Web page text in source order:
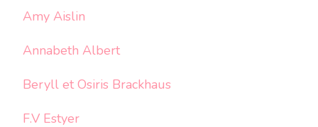
Amy Aislin
Annabeth Albert
Beryll et Osiris Brackhaus
F.V Estyer